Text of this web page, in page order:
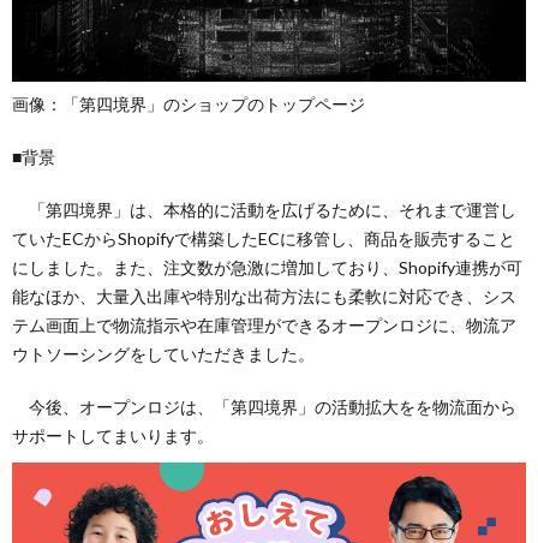
画像：「第四境界」のショップのトップページ
■背景
「第四境界」は、本格的に活動を広げるために、それまで運営し
ていたECからShopifyで構築したECに移管し、商品を販売すること
にしました。また、注文数が急激に増加しており、Shopify連携が可
能なほか、大量入出庫や特別な出荷方法にも柔軟に対応でき、シス
テム画面上で物流指示や在庫管理ができるオープンロジに、物流ア
ウトソーシングをしていただきました。
今後、オープンロジは、「第四境界」の活動拡大をを物流面から
サポートしてまいります。